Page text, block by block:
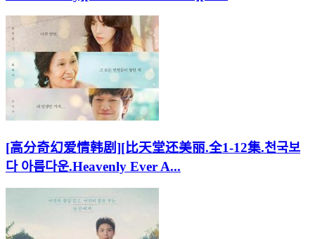
[高分奇幻爱情韩剧][比天堂还美丽.全1-12集.천국보
다 아름다운.Heavenly Ever A...